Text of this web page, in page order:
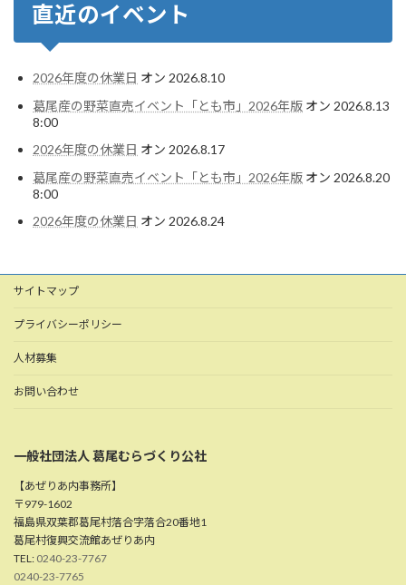
直近のイベント
2026年度の休業日 オン 2026.8.10
葛尾産の野菜直売イベント「とも市」2026年版 オン 2026.8.13
8:00
2026年度の休業日 オン 2026.8.17
葛尾産の野菜直売イベント「とも市」2026年版 オン 2026.8.20
8:00
2026年度の休業日 オン 2026.8.24
サイトマップ
プライバシーポリシー
人材募集
お問い合わせ
一般社団法人 葛尾むらづくり公社
【あぜりあ内事務所】
〒979-1602
福島県双葉郡葛尾村落合字落合20番地1
葛尾村復興交流館あぜりあ内
TEL: 0240-23-7767
0240-23-7765